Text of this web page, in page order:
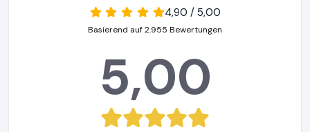
4,90 / 5,00
Basierend auf 2.955 Bewertungen
5,00